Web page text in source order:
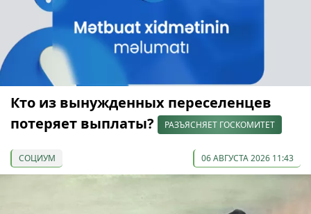
Кто из вынужденных переселенцев
потеряет выплаты?
РАЗЪЯСНЯЕТ ГОСКОМИТЕТ
СОЦИУМ 06 АВГУСТА 2026 11:43